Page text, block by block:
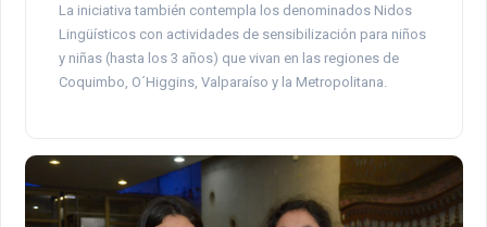
La iniciativa también contempla los denominados Nidos
Lingüísticos con actividades de sensibilización para niños
y niñas (hasta los 3 años) que vivan en las regiones de
Coquimbo, O´Higgins, Valparaíso y la Metropolitana.